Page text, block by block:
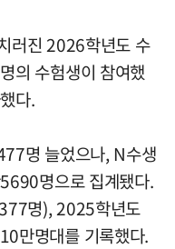
러진 2026학년도 수
의 수험생이 참여했
다.
명 늘었으나, N수생
명으로 집계됐다.
명), 2025학년도
만명대를 기록했다.